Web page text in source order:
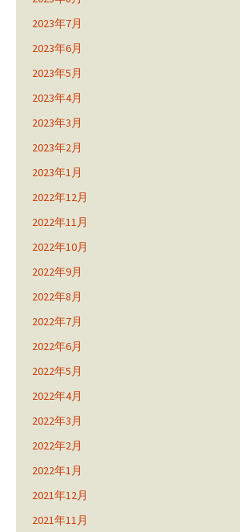
2023年7月
2023年6月
2023年5月
2023年4月
2023年3月
2023年2月
2023年1月
2022年12月
2022年11月
2022年10月
2022年9月
2022年8月
2022年7月
2022年6月
2022年5月
2022年4月
2022年3月
2022年2月
2022年1月
2021年12月
2021年11月